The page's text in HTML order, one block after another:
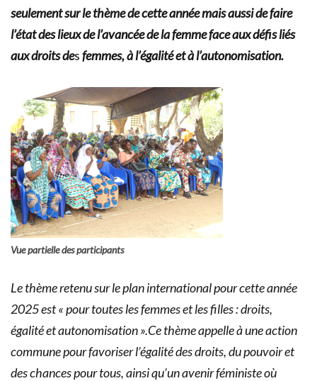
seulement sur le thème de cette année mais aussi de faire
l’état des lieux de l’avancée de la femme face aux défis liés
aux droits desfemmes, à l’égalité et à l’autonomisation.
Vue partielle des participants
Le thème retenu sur le plan international pour cette année
2025 est « pour toutes les femmes et les filles : droits,
égalité et autonomisation ».Ce thème appelle à une action
commune pour favoriser l’égalité des droits, du pouvoir et
des chances pour tous, ainsi qu’un avenir féministe où